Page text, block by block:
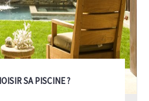
SA PISCINE ?